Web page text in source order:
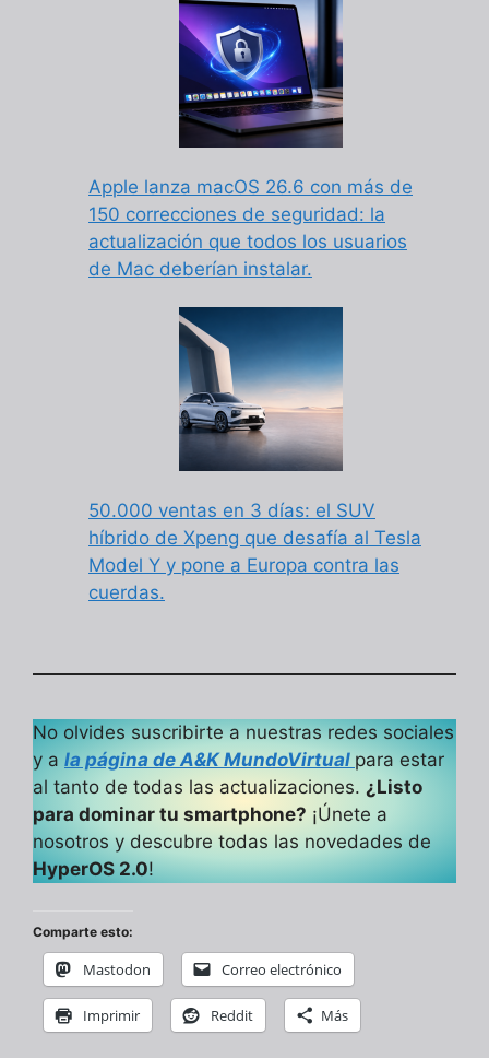
Apple lanza macOS 26.6 con más de
150 correcciones de seguridad: la
actualización que todos los usuarios
de Mac deberían instalar.
50.000 ventas en 3 días: el SUV
híbrido de Xpeng que desafía al Tesla
Model Y y pone a Europa contra las
cuerdas.
No olvides suscribirte a nuestras redes sociales
y a la página de A&K MundoVirtual para estar
al tanto de todas las actualizaciones. ¿Listo
para dominar tu smartphone? ¡Únete a
nosotros y descubre todas las novedades de
HyperOS 2.0!
Comparte esto:
Mastodon Correo electrónico
Imprimir Reddit Más